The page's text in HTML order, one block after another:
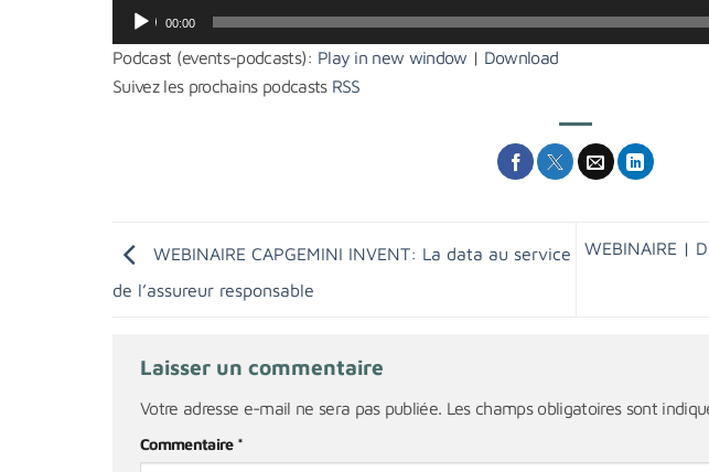
Lecteur
audio
00:00
Podcast (events-podcasts): Play in new window | Download
Suivez les prochains podcasts RSS
WEBINAIRE CAPGEMINI INVENT: La data au service
de l’assureur responsable
WEBINAIRE |
Laisser un commentaire
Votre adresse e-mail ne sera pas publiée. Les champs obligatoires sont
Commentaire *